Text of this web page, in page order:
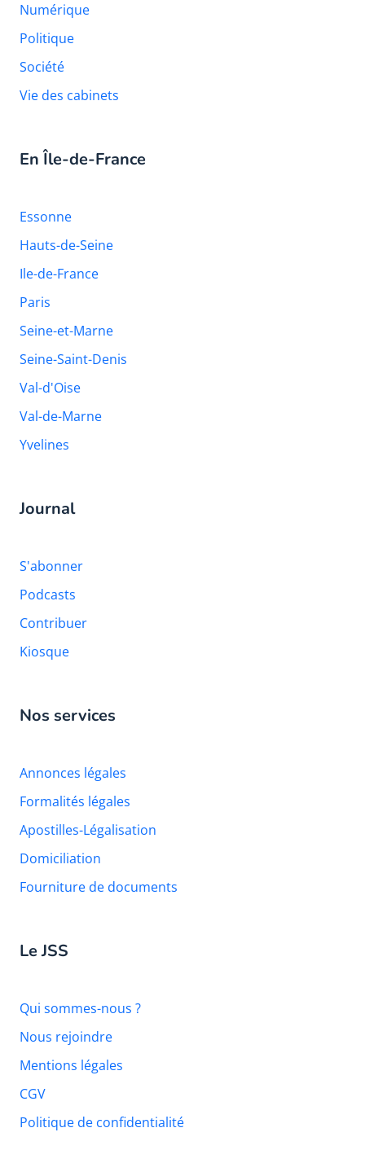
Numérique
Politique
Société
Vie des cabinets
En Île-de-France
Essonne
Hauts-de-Seine
Ile-de-France
Paris
Seine-et-Marne
Seine-Saint-Denis
Val-d'Oise
Val-de-Marne
Yvelines
Journal
S'abonner
Podcasts
Contribuer
Kiosque
Nos services
Annonces légales
Formalités légales
Apostilles-Légalisation
Domiciliation
Fourniture de documents
Le JSS
Qui sommes-nous ?
Nous rejoindre
Mentions légales
CGV
Politique de confidentialité